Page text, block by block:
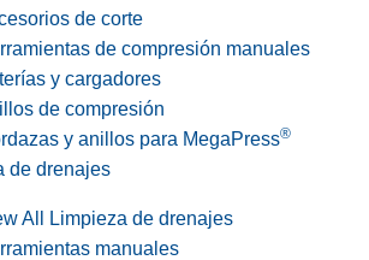
de corte
de compresión manuales
y cargadores
de compresión
y anillos para MegaPress®
de drenajes
All Limpieza de drenajes
manuales